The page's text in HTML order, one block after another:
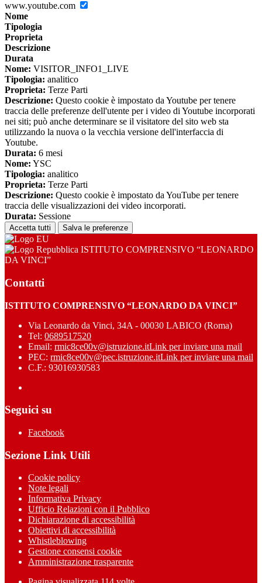
www.youtube.com
Nome
Tipologia
Proprieta
Descrizione
Durata
Nome: VISITOR_INFO1_LIVE
Tipologia: analitico
Proprieta: Terze Parti
Descrizione: Questo cookie è impostato da Youtube per tenere
traccia delle preferenze dell'utente per i video di Youtube incorporati
nei siti; può anche determinare se il visitatore del sito web sta
utilizzando la nuova o la vecchia versione dell'interfaccia di
Youtube.
Durata: 6 mesi
Nome: YSC
Tipologia: analitico
Proprieta: Terze Parti
Descrizione: Questo cookie è impostato da YouTube per tenere
traccia delle visualizzazioni dei video incorporati.
Durata: Sessione
Accetta tutti Salva le preferenze
ISTITUTO COMPRENSIVO “LEONARDO
DA VINCI”
Contatti
ISTITUTO COMPRENSIVO “LEONARDO DA VINCI”
Via Leonardo da Vinci, 34A - 00030 LABICO (Roma)
Tel: 0689517520
Email: rmic8ce00v@istruzione.itLink per inviare una mail
PEC: rmic8ce00v@pec.istruzione.itLink per inviare una mail
C.F.: 93016930583
Seguici su
Facebook
Sezione Link Utili
Cookie policy
Note legali
Informativa Privacy
Ufficio Relazioni con il Pubblico
Dichiarazione di accessibilità
Obiettivi di accessibilità
Whistleblowing
Gestione consensi cookie
Amministrazione trasparente